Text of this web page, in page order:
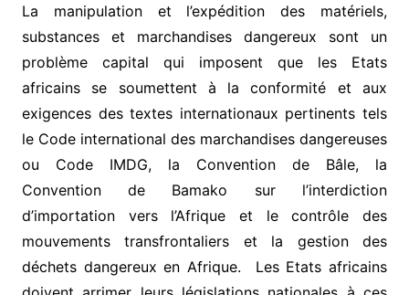
La manipulation et l’expédition des matériels,
substances et marchandises dangereux sont un
problème capital qui imposent que les Etats
africains se soumettent à la conformité et aux
exigences des textes internationaux pertinents tels
le Code international des marchandises dangereuses
ou Code IMDG, la Convention de Bâle, la
Convention de Bamako sur l’interdiction
d’importation vers l’Afrique et le contrôle des
mouvements transfrontaliers et la gestion des
déchets dangereux en Afrique. Les Etats africains